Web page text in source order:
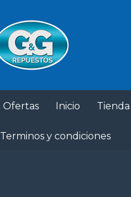
Ofertas Inicio Tienda
Terminos y condiciones